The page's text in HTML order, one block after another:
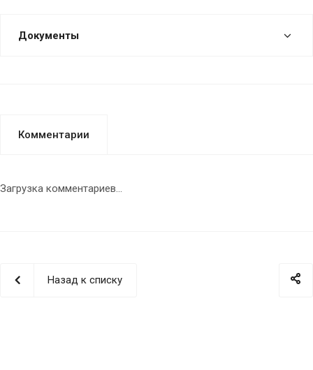
Документы
Комментарии
Загрузка комментариев...
Назад к списку